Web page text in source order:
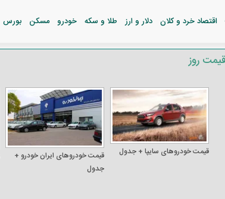
اقتصاد خرد و کلان دلار و ارز طلا و سکه خودرو مسکن بورس
قیمت روز
قیمت خودرو‌های سایپا + جدول
قیمت خودرو‌های ایران خودرو +
جدول